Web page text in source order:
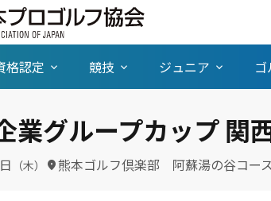
格認定 競技 ジュニア
業グループカップ
（木） 熊本ゴルフ倶楽部 阿蘇湯の谷コース